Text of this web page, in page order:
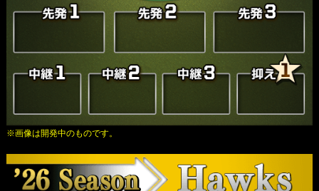
※画像は開発中のものです。